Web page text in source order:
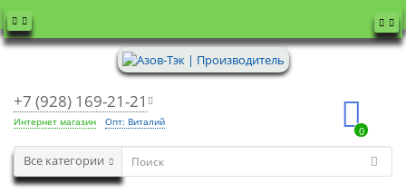
+7 (928) 169-21-21
Интернет магазин Опт: Виталий
0
Все категории